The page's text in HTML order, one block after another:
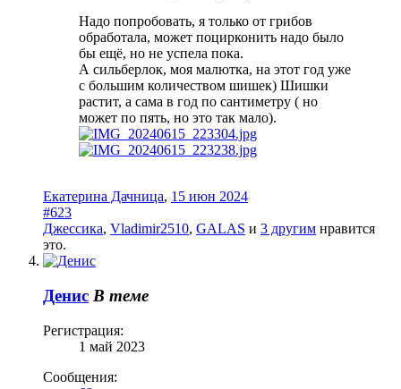
Надо попробовать, я только от грибов
обработала, может поцирконить надо было
бы ещё, но не успела пока.
А сильберлок, моя малютка, на этот год уже
с большим количеством шишек) Шишки
растит, а сама в год по сантиметру ( но
может по пять, но это так мало).
Екатерина Дачница, 15 июн 2024
#623
Джессика, Vladimir2510, GALAS и 3 другим нравится
это.
Денис В теме
Регистрация:
1 май 2023
Сообщения: